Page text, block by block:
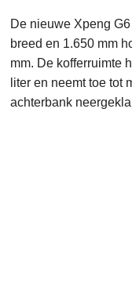
De nieuwe Xpeng
breed en 1.650 mm
mm. De kofferruimte
liter en neemt toe tot
achterbank